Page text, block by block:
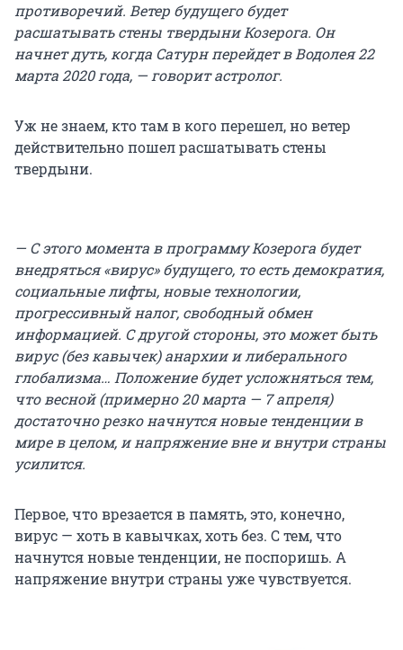
противоречий. Ветер будущего будет
расшатывать стены твердыни Козерога. Он
начнет дуть, когда Сатурн перейдет в Водолея 22
марта 2020 года, — говорит астролог.
Уж не знаем, кто там в кого перешел, но ветер
действительно пошел расшатывать стены
твердыни.
— С этого момента в программу Козерога будет
внедряться «вирус» будущего, то есть демократия,
социальные лифты, новые технологии,
прогрессивный налог, свободный обмен
информацией. С другой стороны, это может быть
вирус (без кавычек) анархии и либерального
глобализма… Положение будет усложняться тем,
что весной (примерно 20 марта — 7 апреля)
достаточно резко начнутся новые тенденции в
мире в целом, и напряжение вне и внутри страны
усилится.
Первое, что врезается в память, это, конечно,
вирус — хоть в кавычках, хоть без. С тем, что
начнутся новые тенденции, не поспоришь. А
напряжение внутри страны уже чувствуется.